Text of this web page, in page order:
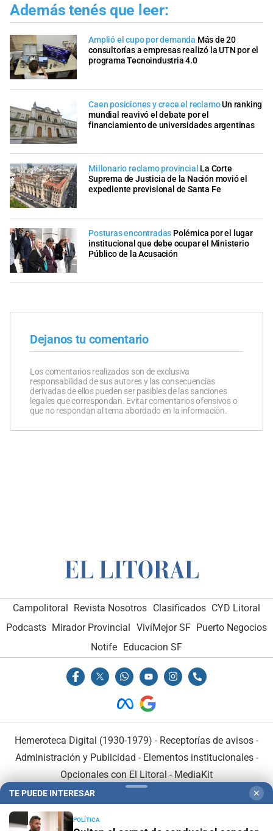
Además tenés que leer:
Amplió el cupo por demanda Más de 20
consultorías a empresas realizó la UTN por el
programa Tecnoindustria 4.0
Caen posiciones y crece el reclamoUn ranking
mundial reavivó el debate por el
financiamiento de universidades argentinas
Millonario reclamo provincial La Corte
Suprema de Justicia de la Nación movió el
expediente previsional de Santa Fe
Posturas encontradas Polémica por el lugar
institucional que debe ocupar el Ministerio
Público de la Acusación
Dejanos tu comentario
Los comentarios realizados son de exclusiva
responsabilidad de sus autores y las consecuencias
derivadas de ellos pueden ser pasibles de las sanciones
legales que correspondan. Evitar comentarios ofensivos o
que no respondan al tema abordado en la información.
Campolitoral Revista Nosotros Clasificados CYD Litoral
Podcasts Mirador Provincial VivíMejor SF Puerto Negocios
Notife Educacion SF
Hemeroteca Digital (1930-1979) - Receptorías de avisos -
Administración y Publicidad - Elementos institucionales-
Opcionales con El Litoral - MediaKit
TE PUEDE INTERESAR ✕
POLÍTICA